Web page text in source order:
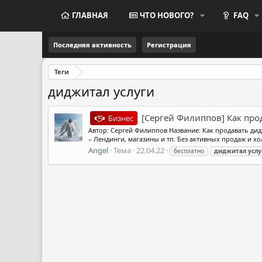
ГЛАВНАЯ ЧТО НОВОГО? FAQ
Последняя активность Регистрация
Теги
диджитал услуги
Бизнес [Сергей Филиппов] Как
Автор: Сергей Филиппов Название: Как продавать
– Лендинги, магазины и тп. Без активных продаж и
Angel Тема 22.04.22 бесплатно диджитал